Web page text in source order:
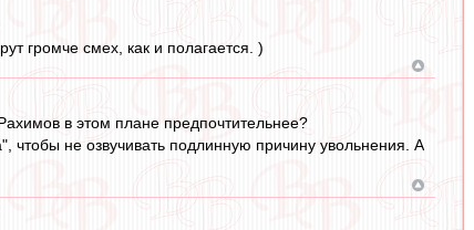
громче смех, как и полагается. )
в этом плане предпочтительнее?
чтобы не озвучивать подлинную причину увольнения. А